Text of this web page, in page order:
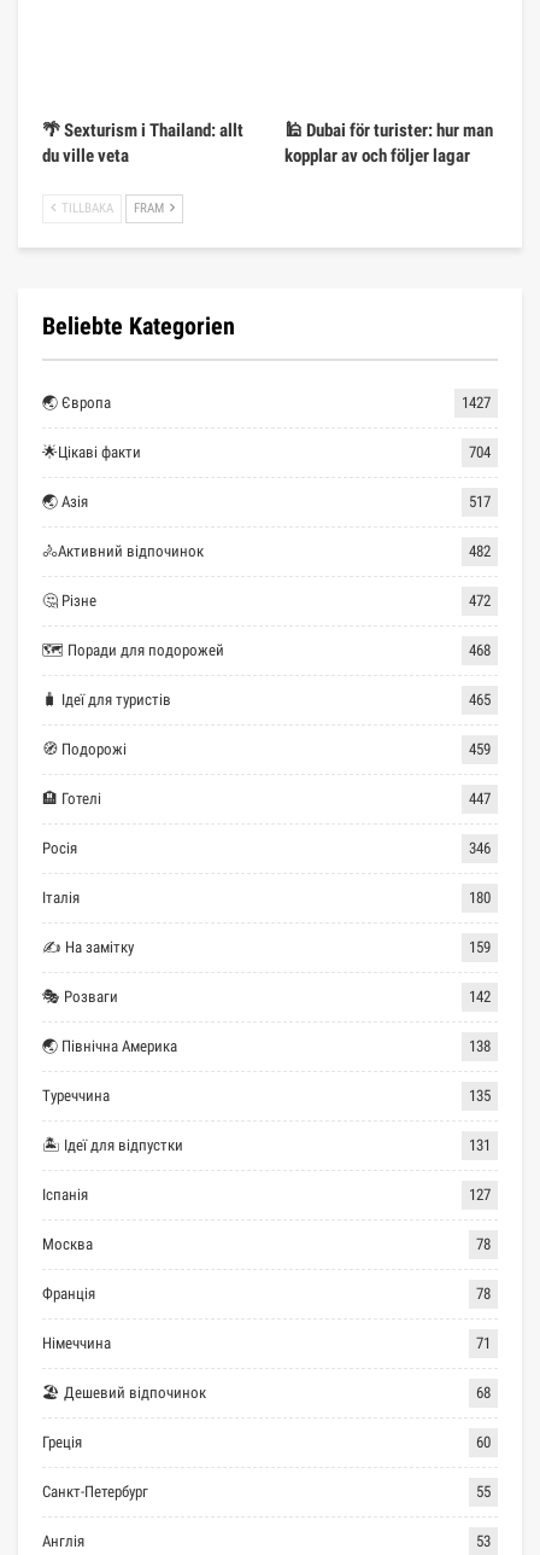
🌴 Sexturism i Thailand: allt
du ville veta
🕌 Dubai för turister: hur man
kopplar av och följer lagar
TILLBAKA FRAM
Beliebte Kategorien
🌏 Європа 1427
🌟Цікаві факти 704
🌏 Азія 517
🚴Активний відпочинок 482
🤔 Різне 472
🗺 Поради для подорожей 468
🧳 Ідеї для туристів 465
🧭 Подорожі 459
🏨 Готелі 447
Росія 346
Італія 180
✍ На замітку 159
🎭 Розваги 142
🌏 Північна Америка 138
Туреччина 135
🏝 Ідеї для відпустки 131
Іспанія 127
Москва 78
Франція 78
Німеччина 71
🏖 Дешевий відпочинок 68
Греція 60
Санкт-Петербург 55
Англія 53